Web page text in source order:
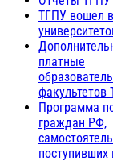
ТГПУ вошел
платные
факультетов
Программа
граждан РФ,